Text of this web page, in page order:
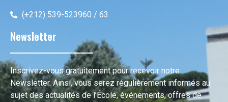
(+212) 539-523960 / 63
Newsletter
Inscrivez-vous gratuitement pour recevoir notre
Newsletter. Ainsi, vous serez régulièrement informés au
sujet des actualités de l’École, événements, offres de